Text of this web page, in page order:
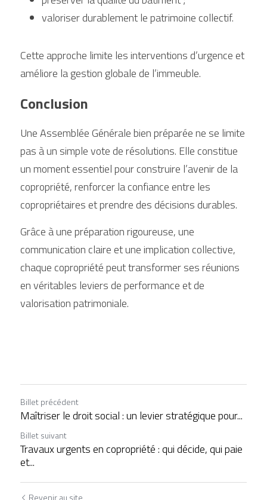
valoriser durablement le patrimoine collectif.
Cette approche limite les interventions d’urgence et
améliore la gestion globale de l’immeuble.
Conclusion
Une Assemblée Générale bien préparée ne se limite
pas à un simple vote de résolutions. Elle constitue
un moment essentiel pour construire l’avenir de la
copropriété, renforcer la confiance entre les
copropriétaires et prendre des décisions durables.
Grâce à une préparation rigoureuse, une
communication claire et une implication collective,
chaque copropriété peut transformer ses réunions
en véritables leviers de performance et de
valorisation patrimoniale.
Billet précédent
Maîtriser le droit social : un levier stratégique pour...
Billet suivant
Travaux urgents en copropriété : qui décide, qui paie
et...
Revenir au site